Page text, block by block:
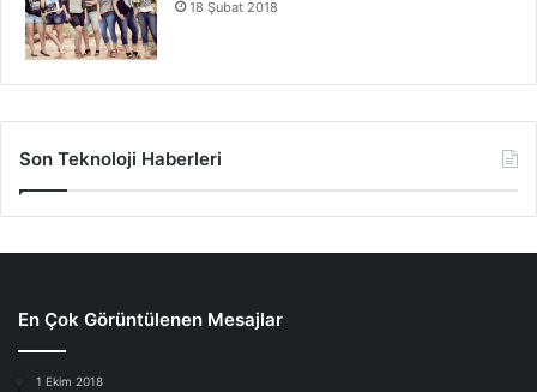
18 Şubat 2018
Son Teknoloji Haberleri
En Çok Görüntülenen Mesajlar
1 Ekim 2018